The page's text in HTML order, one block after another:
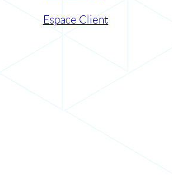
Espace Client